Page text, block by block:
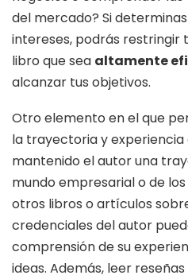
del mercado? Si
intereses, podrás restringir
libro que sea altamente
alcanzar tus objetivos.
Otro elemento en el que
la trayectoria y experiencia
mantenido el autor una
mundo empresarial o de
otros libros o artículos
credenciales del autor
comprensión de su
ideas. Además, leer